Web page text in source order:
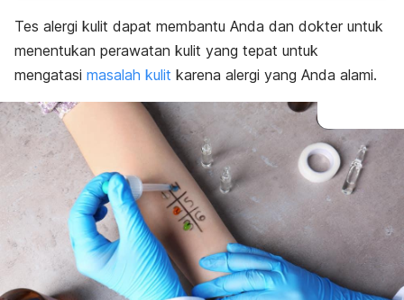
Tes alergi kulit dapat membantu Anda dan dokter untuk
menentukan perawatan kulit yang tepat untuk
mengatasi masalah kulit karena alergi yang Anda alami.